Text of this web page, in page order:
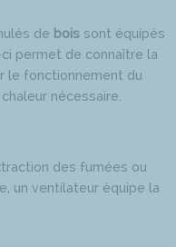
de bois sont équipés
permet de connaître la
le fonctionnement du
nécessaire.
des fumées ou
un ventilateur équipe la